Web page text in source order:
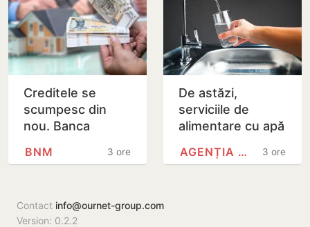
Creditele se
scumpesc din
nou. Banca
Moldovei a
7,5 la…
3 ore
BNM
De astăzi,
serviciile de
alimentare cu apă
capitală sunt mai
3 ore
AGENȚIA NAȚIONALĂ PENTRU…
Contact info@ournet-group.com
Version: 0.2.2